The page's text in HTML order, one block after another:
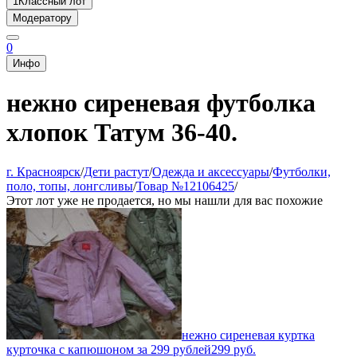
Модератору
0
Инфо
нежно сиреневая футболка
хлопок Татум 36-40.
г. Красноярск/Дети растут/Одежда и аксессуары/Футболки,
поло, топы, лонгсливы/Товар №12106425/
Этот лот уже не продается, но мы нашли для вас похожие
нежно сиреневая куртка
курточка с капюшоном за 299 рублей299 руб.